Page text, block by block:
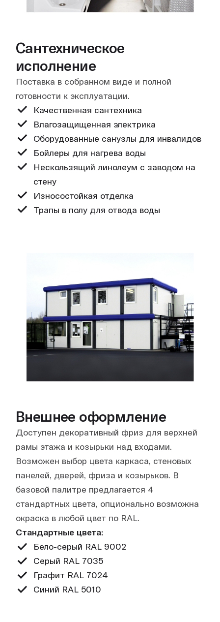
Сантехническое
исполнение
Поставка в собранном виде и полной
готовности к эксплуатации.
Качественная сантехника
Влагозащищенная электрика
Оборудованные санузлы для инвалидов
Бойлеры для нагрева воды
Нескользящий линолеум с заводом на
стену
Износостойкая отделка
Трапы в полу для отвода воды
Внешнее оформление
Доступен декоративный фриз для верхней
рамы этажа и козырьки над входами.
Возможен выбор цвета каркаса, стеновых
панелей, дверей, фриза и козырьков. В
базовой палитре предлагается 4
стандартных цвета, опционально возможна
окраска в любой цвет по RAL.
Стандартные цвета:
Бело-серый RAL 9002
Серый RAL 7035
Графит RAL 7024
Синий RAL 5010